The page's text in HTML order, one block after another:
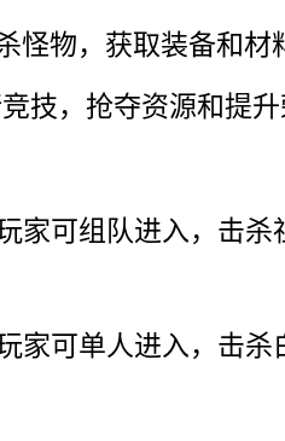
怪物，获取装备和材
技，抢夺资源和提
家可组队进入，击杀
家可单人进入，击